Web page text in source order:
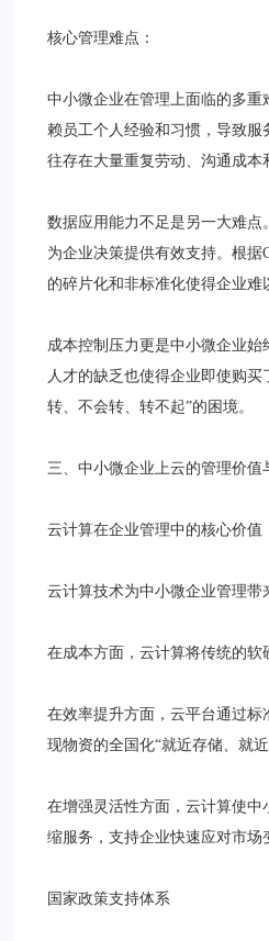
核心管理难点：
中小微企业在管理上面临的多
赖员工个人经验和习惯，导致
往存在大量重复劳动、沟通成本
数据应用能力不足是另一大难
为企业决策提供有效支持。根据
的碎片化和非标准化使得企业
成本控制压力更是中小微企业
人才的缺乏也使得企业即使购
转、不会转、转不起”的困境。
三、中小微企业上云的管理价值
云计算在企业管理中的核心价值
云计算技术为中小微企业管理
在成本方面，云计算将传统的
在效率提升方面，云平台通过
现物资的全国化“就近存储、就
在增强灵活性方面，云计算使
缩服务，支持企业快速应对市
国家政策支持体系